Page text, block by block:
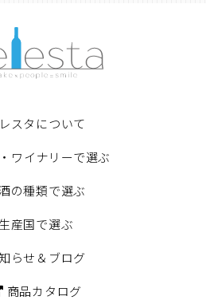
スタについて
ワイナリーで選ぶ
の種類で選ぶ
生産国で選ぶ
らせ＆ブログ
商品カタログ